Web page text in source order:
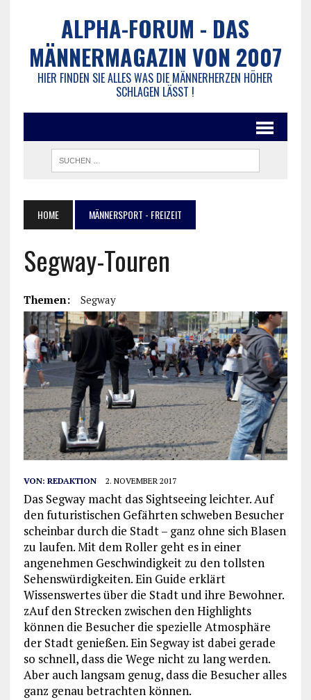
ALPHA-FORUM - DAS
MÄNNERMAGAZIN VON 2007
HIER FINDEN SIE ALLES WAS DIE MÄNNERHERZEN HÖHER
SCHLAGEN LÄSST !
HOME MÄNNERSPORT - FREIZEIT
Segway-Touren
Themen: Segway
VON: REDAKTION 2. NOVEMBER 2017
Das Segway macht das Sightseeing leichter. Auf
den futuristischen Gefährten schweben Besucher
scheinbar durch die Stadt – ganz ohne sich Blasen
zu laufen. Mit dem Roller geht es in einer
angenehmen Geschwindigkeit zu den tollsten
Sehenswürdigkeiten. Ein Guide erklärt
Wissenswertes über die Stadt und ihre Bewohner.
zAuf den Strecken zwischen den Highlights
können die Besucher die spezielle Atmosphäre
der Stadt genießen. Ein Segway ist dabei gerade
so schnell, dass die Wege nicht zu lang werden.
Aber auch langsam genug, dass die Besucher alles
ganz genau betrachten können.